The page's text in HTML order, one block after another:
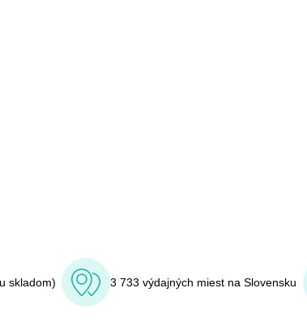
skladom) 3 733 výdajných miest na Slovensku